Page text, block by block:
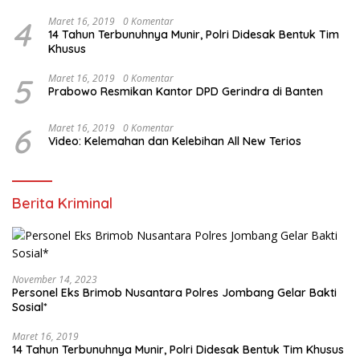
4 Maret 16, 2019 0 Komentar
14 Tahun Terbunuhnya Munir, Polri Didesak Bentuk Tim
Khusus
5 Maret 16, 2019 0 Komentar
Prabowo Resmikan Kantor DPD Gerindra di Banten
6 Maret 16, 2019 0 Komentar
Video: Kelemahan dan Kelebihan All New Terios
Berita Kriminal
November 14, 2023
Personel Eks Brimob Nusantara Polres Jombang Gelar Bakti
Sosial*
Maret 16, 2019
14 Tahun Terbunuhnya Munir, Polri Didesak Bentuk Tim Khusus